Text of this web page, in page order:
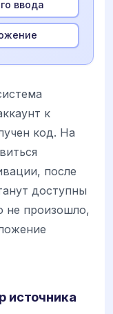
ввода
к
код. На
после
доступны
не произошло,
источника